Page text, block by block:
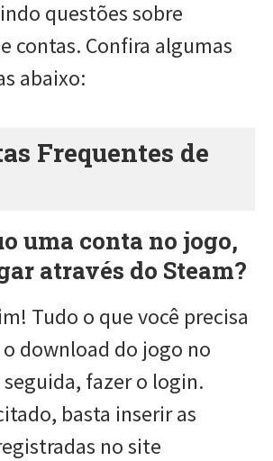
questões sobre
contas. Confira algumas
abaixo:
Frequentes de
uma conta no jogo,
através do Steam?
Tudo o que você precisa
download do jogo no
fazer o login.
basta inserir as
no site